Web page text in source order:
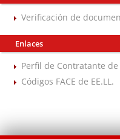
Verificación de
Enlaces
Perfil de Contratante de
Códigos FACE de EE.LL.